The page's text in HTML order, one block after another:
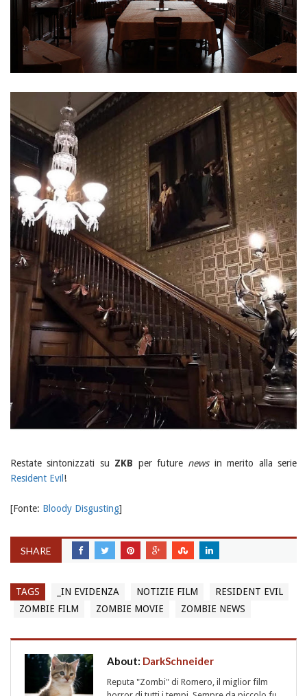
Restate sintonizzati su ZKB per future newsin merito alla serie
Resident Evil !
[Fonte: Bloody Disgusting]
SHARE
TAGS _IN EVIDENZA NOTIZIE FILM
RESIDENT EVIL
ZOMBIE FILM
ZOMBIE MOVIE ZOMBIE NEWS
About: DarkSchneider
Reputa "Zombi" di Romero, il miglior film